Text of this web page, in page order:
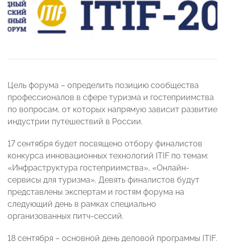
Цель форума – определить позицию сообщества
профессионалов в сфере туризма и гостеприимства
по вопросам, от которых напрямую зависит развитие
индустрии путешествий в России.
17 сентября будет посвящено отбору финалистов
конкурса инновационных технологий ITIF по темам:
«Инфраструктура гостеприимства», «Онлайн-
сервисы для туризма». Девять финалистов будут
представлены экспертам и гостям форума на
следующий день в рамках специально
организованных питч-сессий.
18 сентября – основной день деловой программы ITIF.